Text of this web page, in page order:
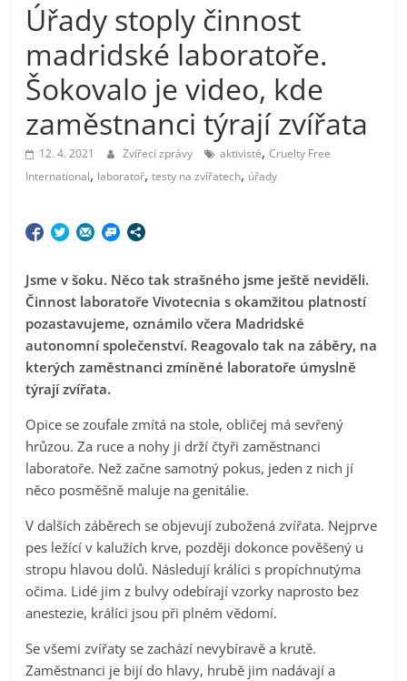
Úřady stoply činnost
madridské laboratoře.
Šokovalo je video, kde
zaměstnanci týrají zvířata
12. 4. 2021 Zvířecí zprávy aktivisté,Cruelty Free
International, laboratoř,testy na zvířatech, úřady
Jsme v šoku. Něco tak strašného jsme ještě neviděli.
Činnost laboratoře Vivotecnia s okamžitou platností
pozastavujeme, oznámilo včera Madridské
autonomní společenství. Reagovalo tak na záběry, na
kterých zaměstnanci zmíněné laboratoře úmyslně
týrají zvířata.
Opice se zoufale zmítá na stole, obličej má sevřený
hrůzou. Za ruce a nohy ji drží čtyři zaměstnanci
laboratoře. Než začne samotný pokus, jeden z nich jí
něco posměšně maluje na genitálie.
V dalších záběrech se objevují zubožená zvířata. Nejprve
pes ležící v kalužích krve, později dokonce pověšený u
stropu hlavou dolů. Následují králíci s propíchnutýma
očima. Lidé jim z bulvy odebírají vzorky naprosto bez
anestezie, králíci jsou při plném vědomí.
Se všemi zvířaty se zachází nevybíravě a krutě.
Zaměstnanci je bijí do hlavy, hrubě jim nadávají a